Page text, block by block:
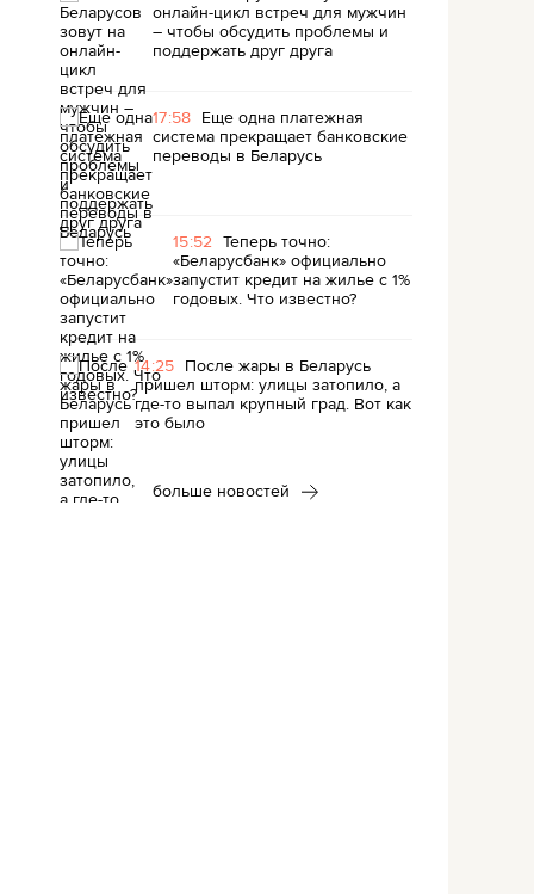
онлайн-цикл встреч для мужчин
– чтобы обсудить проблемы и
поддержать друг друга
17:58 Еще одна платежная
система прекращает банковские
переводы в Беларусь
15:52 Теперь точно:
«Беларусбанк» официально
запустит кредит на жилье с 1%
годовых. Что известно?
14:25 После жары в Беларусь
пришел шторм: улицы затопило, а
где-то выпал крупный град. Вот как
это было
больше новостей